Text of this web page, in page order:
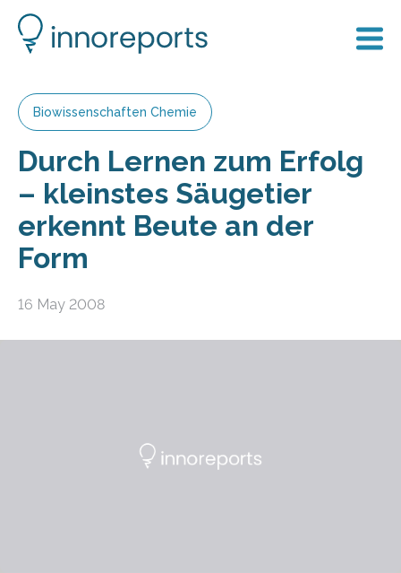
Biowissenschaften Chemie
Durch Lernen zum Erfolg
– kleinstes Säugetier
erkennt Beute an der
Form
16 May 2008